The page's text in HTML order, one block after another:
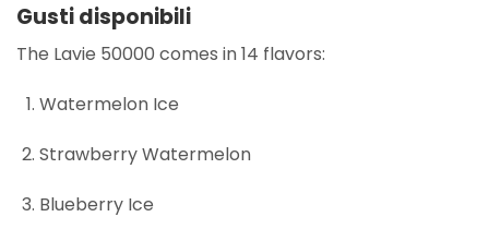
Gusti disponibili
The Lavie 50000 comes in 14 flavors:
Watermelon Ice
Strawberry Watermelon
Blueberry Ice